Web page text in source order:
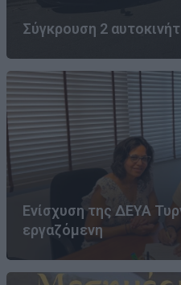
Σύγκρουση 2
Ενίσχυση της ΔΕΥΑ
εργαζόμενη